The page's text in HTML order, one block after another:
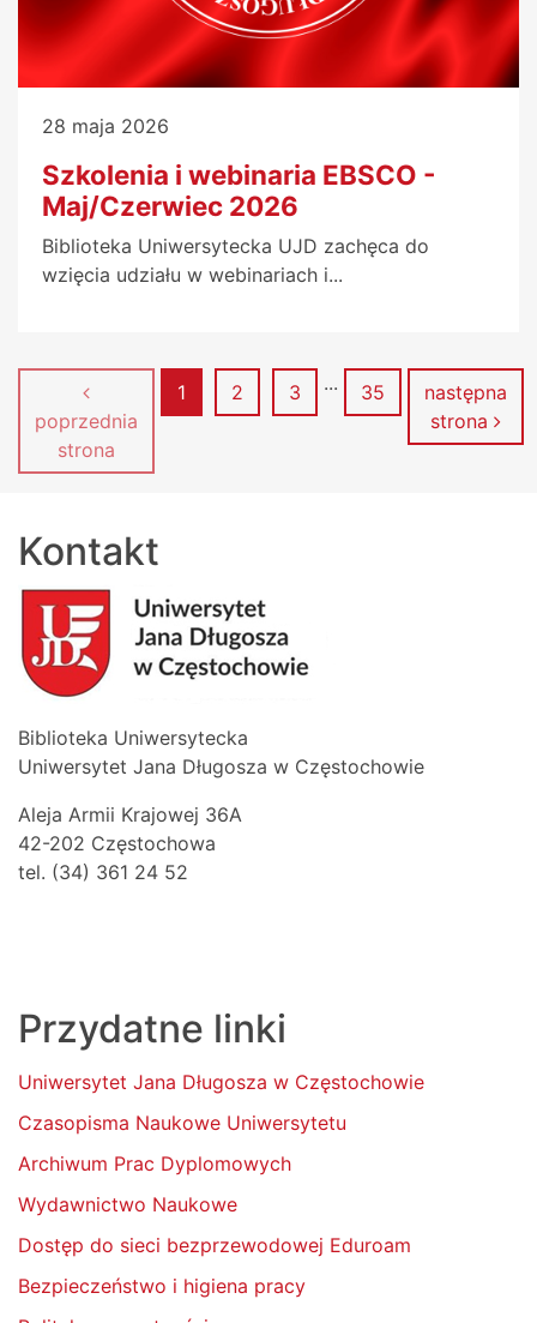
28 maja 2026
Szkolenia i webinaria EBSCO -
Maj/Czerwiec 2026
Biblioteka Uniwersytecka UJD zachęca do
wzięcia udziału w webinariach i...
poprzednia
strona
Strona
1 Strona
2 Strona
3 ... Strona
35
następna
strona
Kontakt
Biblioteka Uniwersytecka
Uniwersytet Jana Długosza w Częstochowie
Aleja Armii Krajowej 36A
42-202 Częstochowa
tel. (34) 361 24 52
Przydatne linki
Uniwersytet Jana Długosza w Częstochowie
Czasopisma Naukowe Uniwersytetu
Archiwum Prac Dyplomowych
Wydawnictwo Naukowe
Dostęp do sieci bezprzewodowej Eduroam
Bezpieczeństwo i higiena pracy